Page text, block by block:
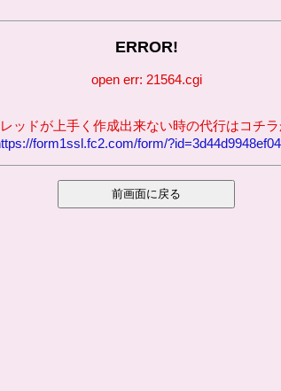
ERROR!
open err: 21564.cgi
ッドが上手く作成出来ない時の代行はコチラ
form1ssl.fc2.com/form/